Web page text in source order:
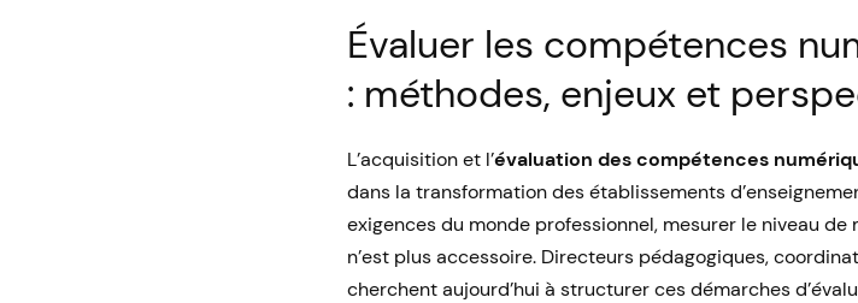
Évaluer les compétences
: méthodes, enjeux et
L’acquisition et l’évaluation des compétences
dans la transformation des établissements
exigences du monde professionnel, mesurer le niveau
n’est plus accessoire. Directeurs pédagogiques,
cherchent aujourd’hui à structurer ces démarches